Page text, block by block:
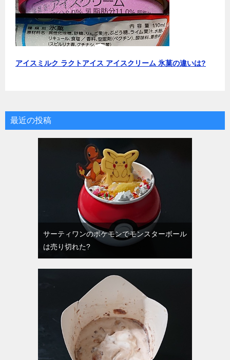
アイスミルク ラクトアイス アイスクリーム 氷菓の違いは?
最近の投稿
サーティワンのポケモンでモンスターボール
は売り切れた?